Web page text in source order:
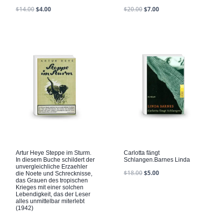
$14.00$4.00 $20.00$7.00
Artur Heye Steppe im Sturm.
In diesem Buche schildert der
unvergleichliche Erzaehler
die Noete und Schrecknisse,
das Grauen des tropischen
Krieges mit einer solchen
Lebendigkeit, das der Leser
alles unmittelbar miterlebt
(1942)
Carlotta fängt
Schlangen.Barnes Linda
$18.00$5.00